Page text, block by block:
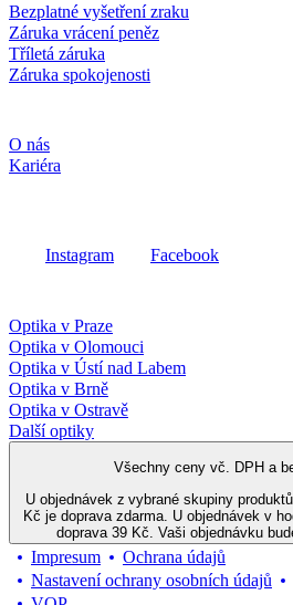
Bezplatné vyšetření zraku
Záruka vrácení peněz
Tříletá záruka
Záruka spokojenosti
O nás
Kariéra
Instagram Facebook
Optika v Praze
Optika v Olomouci
Optika v Ústí nad Labem
Optika v Brně
Optika v Ostravě
Další optiky
Všechny ceny vč. DPH a
U objednávek z vybrané skupiny
Kč je doprava zdarma. U objednávek v
doprava 39 Kč. Vaši objednávku
Impresum
Ochrana údajů
Nastavení ochrany osobních údajů